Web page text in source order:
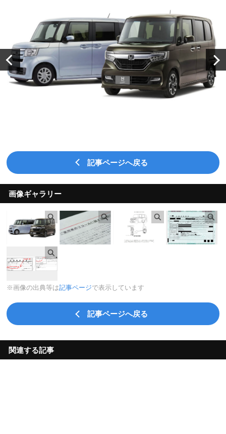
記事ページへ戻る
画像ギャラリー
※画像の出典等は記事ページで表示しています
記事ページへ戻る
関連する記事